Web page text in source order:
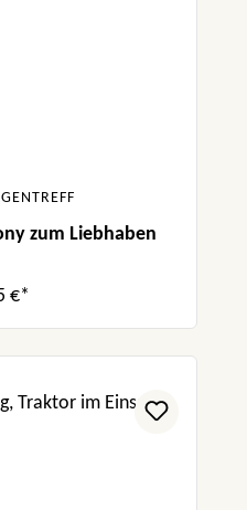
zum Liebhaben
€*